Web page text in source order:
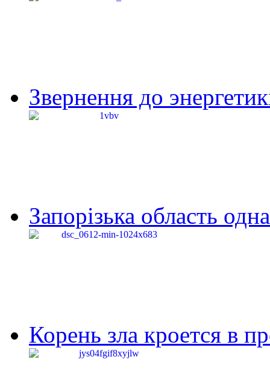
Звернення до
Запорізька область
Корень зла кроется в